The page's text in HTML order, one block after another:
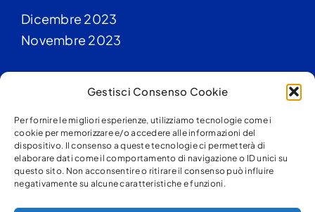
Gestisci Consenso Cookie
Per fornire le migliori esperienze, utilizziamo tecnologie come i
cookie per memorizzare e/o accedere alle informazioni del
dispositivo. Il consenso a queste tecnologie ci permetterà di
elaborare dati come il comportamento di navigazione o ID unici su
questo sito. Non acconsentire o ritirare il consenso può influire
negativamente su alcune caratteristiche e funzioni.
Dicembre 2023
Novembre 2023
Categorie
Blog